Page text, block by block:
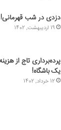
دزدی در شب قهرمانی!
19 اردیبهشت, 1402
یک باشگاه!
12 خرداد, 1402